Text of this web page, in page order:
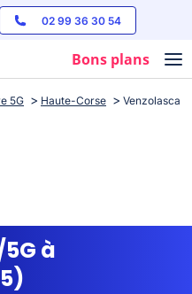
02 99 36 30 54
Bons plans
5G Haute-Corse Venzolasca
à